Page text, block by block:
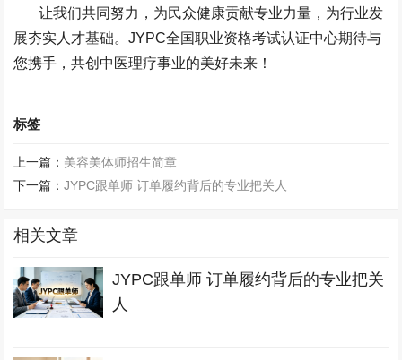
让我们共同努力，为民众健康贡献专业力量，为行业发
展夯实人才基础。JYPC全国职业资格考试认证中心期待与
您携手，共创中医理疗事业的美好未来！
标签
上一篇： 美容美体师招生简章
下一篇：JYPC跟单师 订单履约背后的专业把关人
相关文章
JYPC跟单师 订单履约背后的专业把关
人